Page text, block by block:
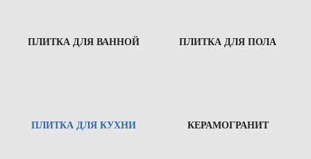
ПЛИТКА ДЛЯ ВАННОЙ ПЛИТКА ДЛЯ ПОЛА
ПЛИТКА ДЛЯ КУХНИ КЕРАМОГРАНИТ